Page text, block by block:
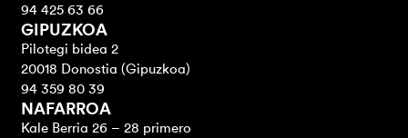
94 425 63 66
GIPUZKOA
Pilotegi bidea 2
20018 Donostia (Gipuzkoa)
94 359 80 39
NAFARROA
Kale Berria 26 – 28 primero